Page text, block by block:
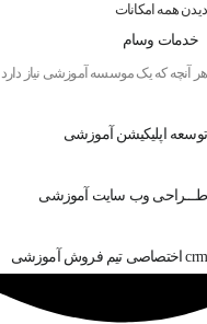
دیدن همه امکانات
خدمات وسام
هر آنچه که یک موسسه آموزشی نیاز دارد
توسعه اپلیکیشن آموزشی
طـــراحی وب سایت آموزشی
crm اختصاصی تیم فروش آموزشی